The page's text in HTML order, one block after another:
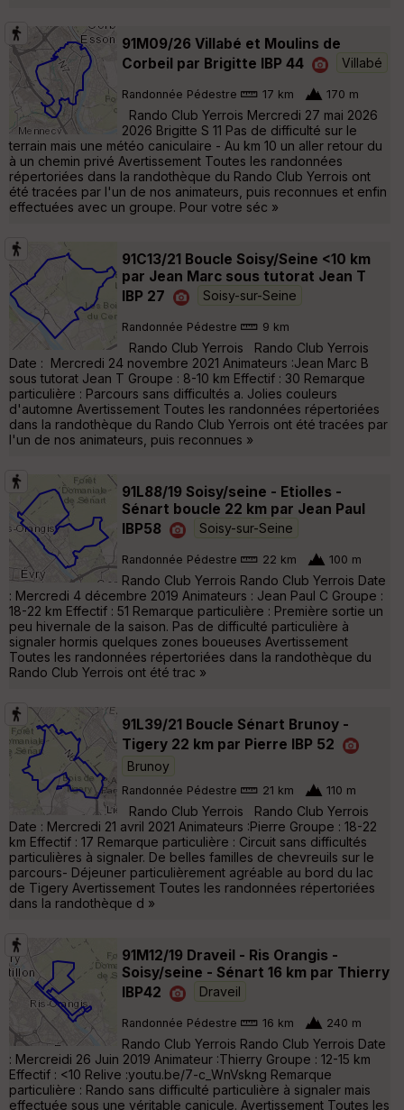
91M09/26 Villabé et Moulins de
Corbeil par Brigitte IBP 44
Villabé
Randonnée Pédestre 17 km 170 m
Rando Club Yerrois Mercredi 27 mai 2026
2026 Brigitte S 11 Pas de difficulté sur le
terrain mais une météo caniculaire - Au km 10 un aller retour du
à un chemin privé Avertissement Toutes les randonnées
répertoriées dans la randothèque du Rando Club Yerrois ont
été tracées par l'un de nos animateurs, puis reconnues et enfin
effectuées avec un groupe. Pour votre séc »
91C13/21 Boucle Soisy/Seine <10 km
par Jean Marc sous tutorat Jean T
IBP 27
Soisy-sur-Seine
Randonnée Pédestre 9 km
Rando Club Yerrois Rando Club Yerrois
Date : Mercredi 24 novembre 2021 Animateurs :Jean Marc B
sous tutorat Jean T Groupe : 8-10 km Effectif : 30 Remarque
particulière : Parcours sans difficultés a. Jolies couleurs
d'automne Avertissement Toutes les randonnées répertoriées
dans la randothèque du Rando Club Yerrois ont été tracées par
l'un de nos animateurs, puis reconnues »
91L88/19 Soisy/seine - Etiolles -
Sénart boucle 22 km par Jean Paul
IBP58
Soisy-sur-Seine
Randonnée Pédestre 22 km 100 m
Rando Club Yerrois Rando Club Yerrois Date
: Mercredi 4 décembre 2019 Animateurs : Jean Paul C Groupe :
18-22 km Effectif : 51 Remarque particulière : Première sortie un
peu hivernale de la saison. Pas de difficulté particulière à
signaler hormis quelques zones boueuses Avertissement
Toutes les randonnées répertoriées dans la randothèque du
Rando Club Yerrois ont été trac »
91L39/21 Boucle Sénart Brunoy -
Tigery 22 km par Pierre IBP 52
Brunoy
Randonnée Pédestre 21 km 110 m
Rando Club Yerrois Rando Club Yerrois
Date : Mercredi 21 avril 2021 Animateurs :Pierre Groupe : 18-22
km Effectif : 17 Remarque particulière : Circuit sans difficultés
particulières à signaler. De belles familles de chevreuils sur le
parcours- Déjeuner particulièrement agréable au bord du lac
de Tigery Avertissement Toutes les randonnées répertoriées
dans la randothèque d »
91M12/19 Draveil - Ris Orangis -
Soisy/seine - Sénart 16 km par Thierry
IBP42
Draveil
Randonnée Pédestre 16 km 240 m
Rando Club Yerrois Rando Club Yerrois Date
: Mercreidi 26 Juin 2019 Animateur :Thierry Groupe : 12-15 km
Effectif : <10 Relive :youtu.be/7-c_WnVskng Remarque
particulière : Rando sans difficulté particulière à signaler mais
effectuée sous une véritable canicule. Avertissement Toutes les